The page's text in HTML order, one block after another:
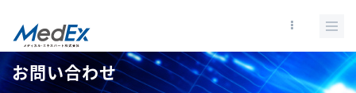
コ
ン
お問い合わせ